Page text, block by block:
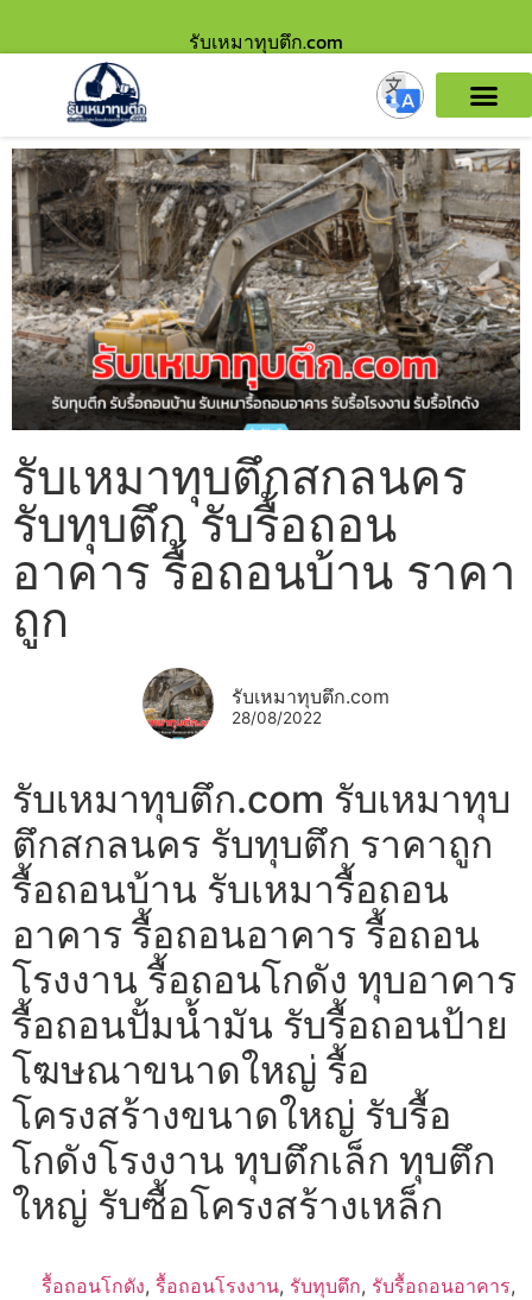
รับเหมาทุบตึก.com
รับเหมาทุบตึกสกลนคร
รับทุบตึก รับรื้อถอน
อาคาร รื้อถอนบ้าน ราคา
ถูก
รับเหมาทุบตึก.com
28/08/2022
รับเหมาทุบตึก.com รับเหมาทุบ
ตึกสกลนคร รับทุบตึก ราคาถูก
รื้อถอนบ้าน รับเหมารื้อถอน
อาคาร รื้อถอนอาคาร รื้อถอน
โรงงาน รื้อถอนโกดัง ทุบอาคาร
รื้อถอนปั้มน้ำมัน รับรื้อถอนป้าย
โฆษณาขนาดใหญ่ รื้อ
โครงสร้างขนาดใหญ่ รับรื้อ
โกดังโรงงาน ทุบตึกเล็ก ทุบตึก
ใหญ่ รับซื้อโครงสร้างเหล็ก
รื้อถอนโกดัง, รื้อถอนโรงงาน, รับทุบตึก, รับรื้อถอนอาคาร,